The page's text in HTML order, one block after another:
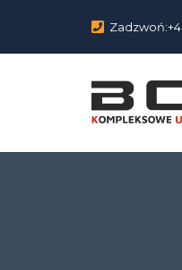
Zadzwoń: